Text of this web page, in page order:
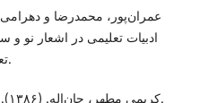
ادﺑﯿﺎت ﺗﻌﻠﯿﻤﯽ در اﺷﻌﺎر ﻧﻮ و
ﺗﻌﻠﯿﻤﯽ، س۵، ش۱۸، صص ۱۰۳تا۱۲۲.
کریمی مطهر، جان‌اله. (۱۳۸۶). تئوری ادبیات، تهران: دانشگاه تهران.